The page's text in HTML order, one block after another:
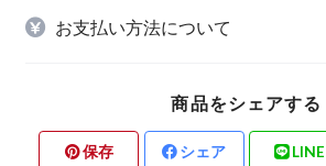
お支払い方法について
商品をシェアする
保存 シェア LINE